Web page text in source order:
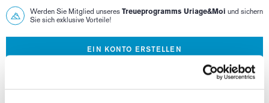
Werden Sie Mitglied unseres Treueprogramms Uriage&Moi und sichern
Sie sich exklusive Vorteile!
EIN KONTO ERSTELLEN